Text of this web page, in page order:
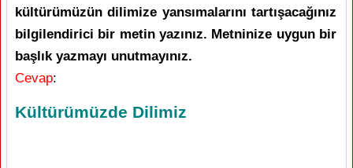
kültürümüzün dilimize yansımalarını tartışacağınız
bilgilendirici bir metin yazınız. Metninize uygun bir
başlık yazmayı unutmayınız.
Cevap:
Kültürümüzde Dilimiz